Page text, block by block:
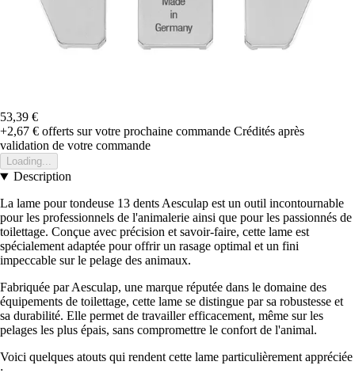
53,39 €
+2,67 € offerts sur votre prochaine commande Crédités après
validation de votre commande
Loading...
Description
La lame pour tondeuse 13 dents Aesculap est un outil incontournable
pour les professionnels de l'animalerie ainsi que pour les passionnés de
toilettage. Conçue avec précision et savoir-faire, cette lame est
spécialement adaptée pour offrir un rasage optimal et un fini
impeccable sur le pelage des animaux.
Fabriquée par Aesculap, une marque réputée dans le domaine des
équipements de toilettage, cette lame se distingue par sa robustesse et
sa durabilité. Elle permet de travailler efficacement, même sur les
pelages les plus épais, sans compromettre le confort de l'animal.
Voici quelques atouts qui rendent cette lame particulièrement appréciée